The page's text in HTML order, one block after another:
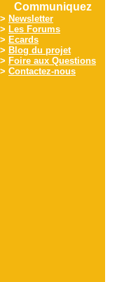
Communiquez
> Newsletter
> Les Forums
> Ecards
> Blog du projet
> Foire aux Questions
> Contactez-nous